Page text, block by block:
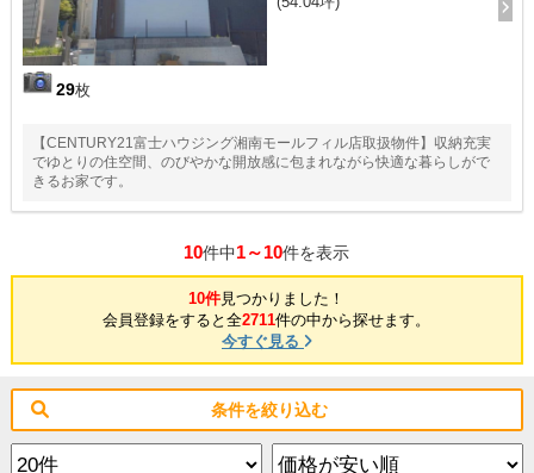
29枚
【CENTURY21富士ハウジング湘南モールフィル店取扱物件】収納充実
でゆとりの住空間、のびやかな開放感に包まれながら快適な暮らしがで
きるお家です。
10件中1～10件を表示
10件見つかりました！
会員登録をすると全2711件の中から探せます。
今すぐ見る
条件を絞り込む